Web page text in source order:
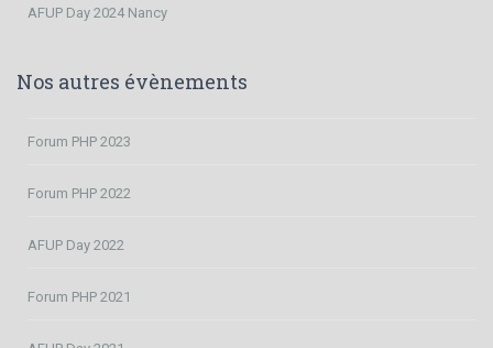
AFUP Day 2024 Nancy
Nos autres évènements
Forum PHP 2023
Forum PHP 2022
AFUP Day 2022
Forum PHP 2021